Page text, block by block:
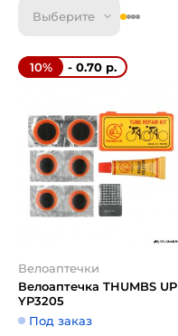
Выберите
10% - 0.70 р.
Велоаптечки
Велоаптечка THUMBS UP
YP3205
Под заказ